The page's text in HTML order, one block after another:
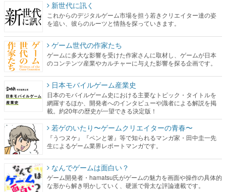
新世代に訊く
これからのデジタルゲーム市場を担う若きクリエイター達の姿
を追い、彼らのルーツと情熱を探っていきます。
ゲーム世代の作家たち
ゲームに多大な影響を受けた作家さんに取材し、ゲームが日本
のコンテンツ産業やカルチャーに与えた影響を探る企画です。
日本モバイルゲーム産業史
日本のモバイルゲーム史における主要なトピック・タイトルを
網羅するほか、開発者へのインタビューや識者による解説を掲
載。約20年の歴史が一望できる決定版！
若ゲのいたり〜ゲームクリエイターの青春〜
『うつヌケ』『ペンと箸』等で知られるマンガ家・田中圭一先
生によるゲーム業界レポートマンガです。
なんでゲームは面白い？
ゲーム開発者・hamatsu氏がゲームの魅力を画面や操作の具体的
な形から解き明かしていく、硬派で骨太な評論連載です。